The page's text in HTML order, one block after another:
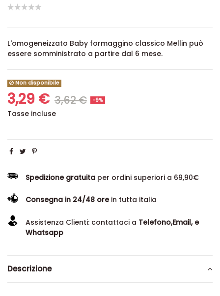
L'omogeneizzato Baby formaggino classico Mellin può
essere somministrato a partire dal 6 mese.
Non disponibile
3,29 € 3,62 € -9%
Tasse incluse
Spedizione gratuita per ordini superiori a 69,90€
Consegna in 24/48 orein tutta italia
Assistenza Clienti: contattaci a Telefono,Email, e
Whatsapp
Descrizione